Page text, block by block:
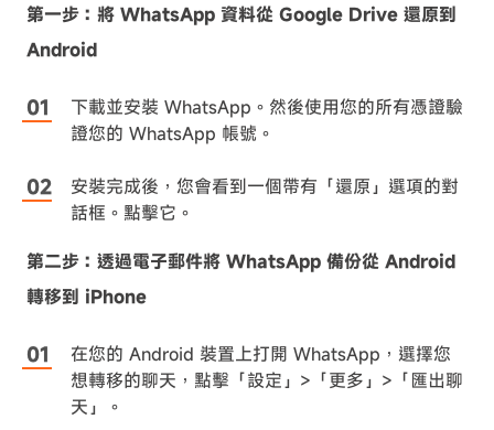
第一步：將 WhatsApp 資料從 Google Drive 還原到
Android
下載並安裝 WhatsApp。然後使用您的所有憑證驗
證您的 WhatsApp 帳號。
安裝完成後，您會看到一個帶有「還原」選項的對
話框。點擊它。
第二步：透過電子郵件將 WhatsApp 備份從 Android
轉移到 iPhone
在您的 Android 裝置上打開 WhatsApp，選擇您
想轉移的聊天，點擊「設定」>「更多」>「匯出聊
天」。